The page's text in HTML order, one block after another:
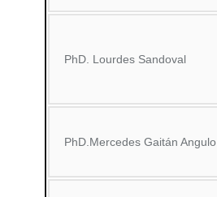
PhD. Lourdes Sandoval
PhD.Mercedes Gaitán Angulo